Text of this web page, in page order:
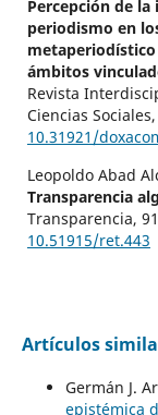
Percepción de
periodismo en
ámbitos
Revista
Ciencias Sociales,
10.31921/
Leopoldo Abad
Transparencia
Transparencia,
10.51915/ret.443
Artículos
Germán J.
epistémica